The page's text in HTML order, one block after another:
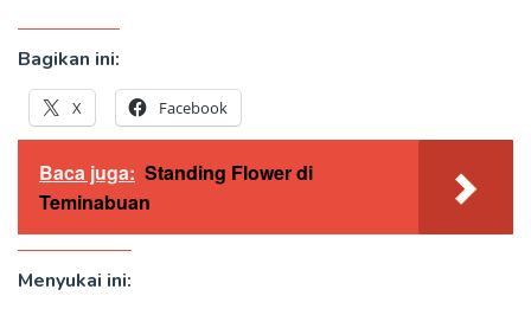
Bagikan ini:
X Facebook
Baca juga: Standing Flower di
Teminabuan
Menyukai ini: